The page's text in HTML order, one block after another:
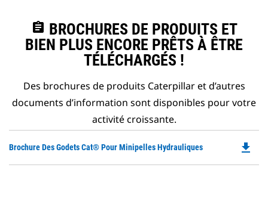
assignment BROCHURES DE PRODUITS ET
BIEN PLUS ENCORE PRÊTS À ÊTRE
TÉLÉCHARGÉS !
Des brochures de produits Caterpillar et d’autres
documents d’information sont disponibles pour votre
activité croissante.
Brochure Des Godets Cat® Pour Minipelles Hydrauliques file_download